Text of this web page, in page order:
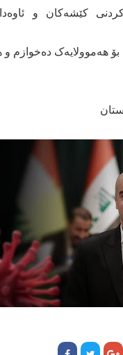
کێشەکان و
ھەموولایەک دەخوازم و